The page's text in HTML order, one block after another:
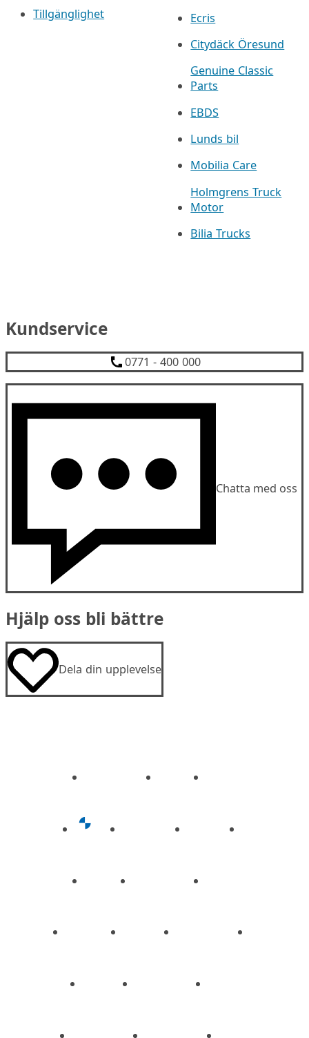
Tillgänglighet
Ecris
Citydäck Öresund
Genuine Classic
Parts
EBDS
Lunds bil
Mobilia Care
Holmgrens Truck
Motor
Bilia Trucks
Kundservice
0771 - 400 000
Chatta med oss
Hjälp oss bli bättre
Dela din upplevelse